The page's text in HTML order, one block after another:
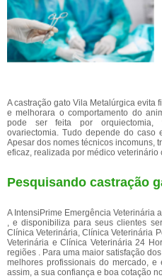
A castração gato Vila Metalúrgica evita
e melhorara o comportamento do
pode ser feita por orquiectomia,
ovariectomia. Tudo depende do
Apesar dos nomes técnicos incomuns,
eficaz, realizada por médico veterinário
Pesquisando castração
A IntensiPrime Emergência Veterinária
, e disponibiliza para seus clientes
Clínica Veterinária, Clínica Veterinária
Veterinária e Clínica Veterinária 24
regiões . Para uma maior satisfação
melhores profissionais do mercado, e
assim, a sua confiança e boa cotação